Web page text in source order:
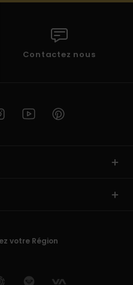
Contactez nous
votre Région